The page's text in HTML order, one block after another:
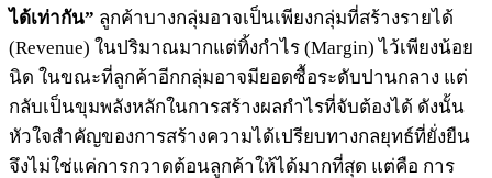
ได้เท่ากัน” ลูกค้าบางกลุ่มอาจเป็นเพียงกลุ่มที่สร้างรายได้
(Revenue) ในปริมาณมากแต่ทิ้งกำไร (Margin) ไว้เพียงน้อย
นิด ในขณะที่ลูกค้าอีกกลุ่มอาจมียอดซื้อระดับปานกลาง แต่
กลับเป็นขุมพลังหลักในการสร้างผลกำไรที่จับต้องได้ ดังนั้น
หัวใจสำคัญของการสร้างความได้เปรียบทางกลยุทธ์ที่ยั่งยืน
จึงไม่ใช่แค่การกวาดต้อนลูกค้าให้ได้มากที่สุด แต่คือ การ